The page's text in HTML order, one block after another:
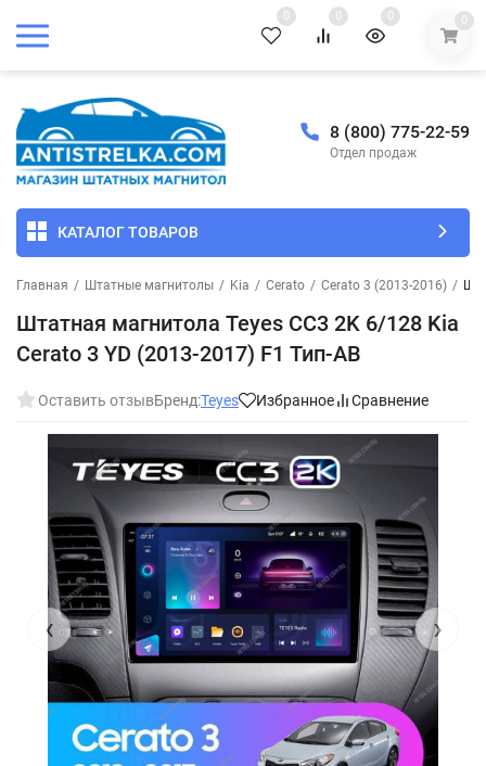
0 0 0 0
8 (800) 775-22-59
Отдел продаж
КАТАЛОГ ТОВАРОВ
Главная / Штатные магнитолы / Kia / Cerato / Cerato 3 (2013-2016) /
Штатная магнитола Teyes CC3 2K 6/128 Kia
Cerato 3 YD (2013-2017) F1 Тип-AB
Оставить отзывБренд:Teyes Избранное Сравнение
‹ ›